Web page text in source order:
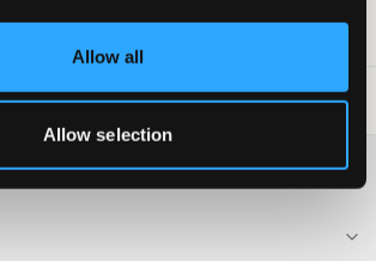
Allow all
Allow selection
prania:
na temat instrukcji prania